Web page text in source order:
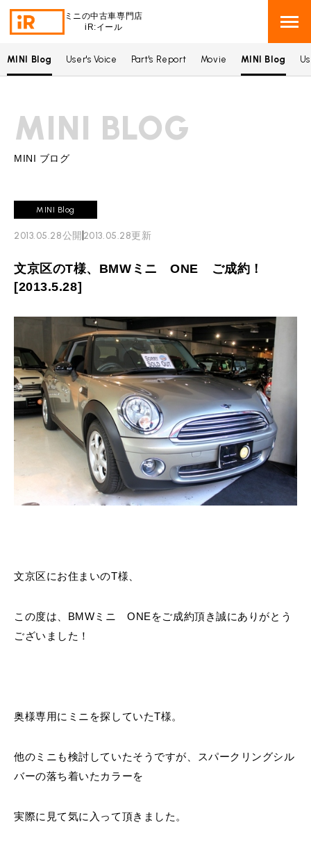
ミニの中古車専門店
iR:イール
BMW MINI BMWミニ 在庫検索
ROVER MINI ローバーミニ 在庫検索
TRADE 買取
TOP
iRの買取が他社よりも高い理由
必要書類
iRで愛車を売却されたお客様の声
BMWミニ買取査定依頼
ローバーミニ買取査定依頼
MAINTENANCE
TOP
BMWミニ メンテナンス
ローバーミニ メンテナンス
最近の修理実績
BLOG & MEDIA ブログ＆メディア
TOP
User's Voice 購入者様の声
Part's Report パーツ販売のご案内
Movie 動画一覧
MINI KNOWLEDGE
BMWミニナレッジ
ローバーミニナレッジ
ABOUT iR iRについて
会社概要
スタッフ紹介
MAP
リクルート
RECRUIT 採用情報
お知らせ プライバシーポリシー
お問い合わせ サイトマップ
工場
BMW MINI サービス工場
TEL
MINI Blog User's Voice Part's Report Movie MINI Blog
MINI BLOG
MINI ブログ
MINI Blog
2013.05.28公開 2013.05.28更新
文京区のT様、BMWミニ ONE ご成約！
[2013.5.28]
文京区にお住まいのT様、
この度は、BMWミニ ONEをご成約頂き誠にありがとう
ございました！
奥様専用にミニを探していたT様。
他のミニも検討していたそうですが、スパークリングシル
バーの落ち着いたカラーを
実際に見て気に入って頂きました。